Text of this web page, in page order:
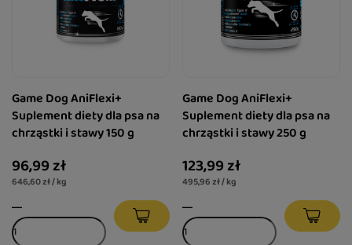
Game Dog AniFlexi+
Suplement diety dla psa na
chrząstki i stawy 150 g
96,99 zł
646,60 zł / kg
Game Dog AniFlexi+
Suplement diety dla psa na
chrząstki i stawy 250 g
123,99 zł
495,96 zł / kg